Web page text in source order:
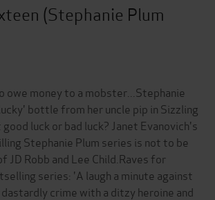
(Stephanie Plum
owe money to a mobster...Stephanie
bottle from her uncle pip in Sizzling
luck or bad luck? Janet Evanovich's
Stephanie Plum series is not to be
JD Robb and Lee Child.Raves for
series: 'A laugh a minute against
crime with a ditzy heroine and